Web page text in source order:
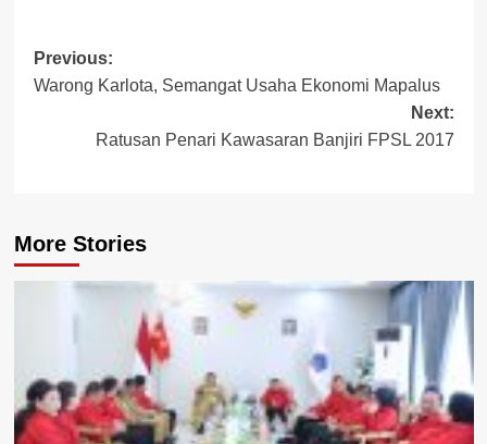
Post
navigation
Previous:
Warong Karlota, Semangat Usaha Ekonomi Mapalus
Next:
Ratusan Penari Kawasaran Banjiri FPSL 2017
More Stories